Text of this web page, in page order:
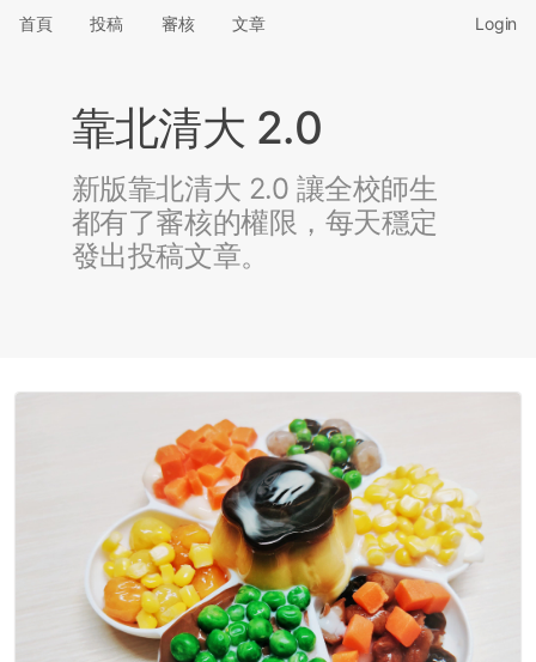
首頁 投稿 審核 文章 Login
靠北清大 2.0
新版靠北清大 2.0 讓全校師生
都有了審核的權限，每天穩定
發出投稿文章。